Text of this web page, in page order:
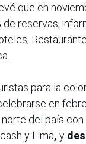
que en
de reservas,
para la
en
del país con
y Lima, y